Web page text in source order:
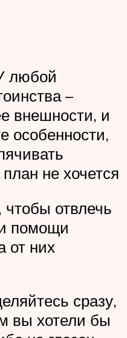
любой
–
внешности, и
особенности,
не хочется
отвлечь
помощи
от них
сразу,
вы хотели бы